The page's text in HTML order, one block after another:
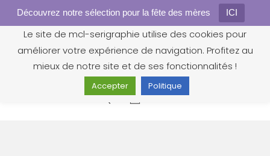
Découvrez notre sélection pour la fête des mères ICI
0
Gestion des cookies
Le site de mcl-serigraphie utilise des cookies pour
améliorer votre expérience de navigation. Profitez au
mieux de notre site et de ses fonctionnalités !
Accepter Politique